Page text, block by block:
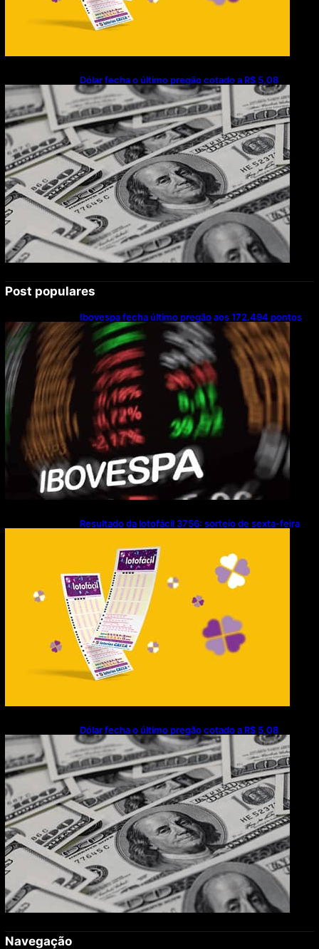
Dólar fecha o último pregão cotado a R$ 5,08
Post populares
Ibovespa fecha último pregão aos 172.494 pontos
Resultado da lotofácil 3756: sorteio de sexta-feira
Dólar fecha o último pregão cotado a R$ 5,08
Navegação